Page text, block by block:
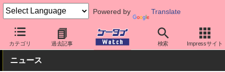
Powered by Translate
カテゴリ 過去記事 検索 Impressサイト
ケータイ Watch OS iPhone (iOS) アプリ・サービス
ニュース